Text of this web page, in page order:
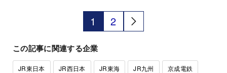
1 2
この記事に関連する企業
JR東日本 JR西日本 JR東海 JR九州 京成電鉄